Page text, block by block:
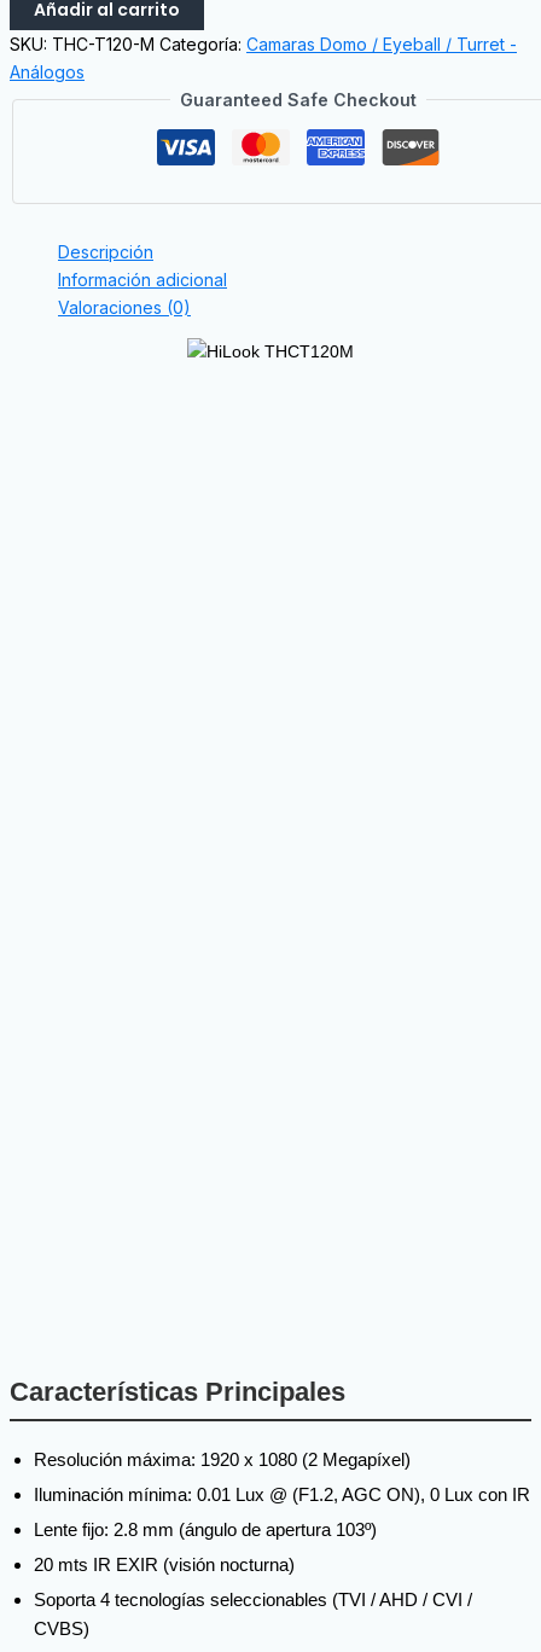
Añadir al carrito
SKU: THC-T120-M Categoría: Camaras Domo / Eyeball / Turret -
Análogos
Guaranteed Safe Checkout
Descripción
Información adicional
Valoraciones (0)
Características Principales
Resolución máxima: 1920 x 1080 (2 Megapíxel)
Iluminación mínima: 0.01 Lux @ (F1.2, AGC ON), 0 Lux con IR
Lente fijo: 2.8 mm (ángulo de apertura 103º)
20 mts IR EXIR (visión nocturna)
Soporta 4 tecnologías seleccionables (TVI / AHD / CVI /
CVBS)